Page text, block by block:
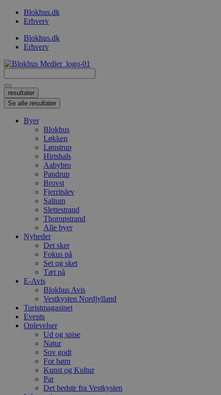
VidereBlokhus.dk
Erhverv
Blokhus.dk
Erhverv
...
resultater
Se alle resultater
Byer
Blokhus
Løkken
Lønstrup
Hirtshals
Aabybro
Pandrup
Brovst
Fjerritslev
Saltum
Slettestrand
Thorupstrand
Alle byer
Nyheder
Det sker
Fokus på
Set og sket
Tæt på
E-Avis
Blokhus Avis
Vestkysten Nordjylland
Turistmagasinet
Events
Oplevelser
Ud og spise
Natur
Sov godt
For børn
Kunst og Kultur
Par
Det bedste fra Vestkysten